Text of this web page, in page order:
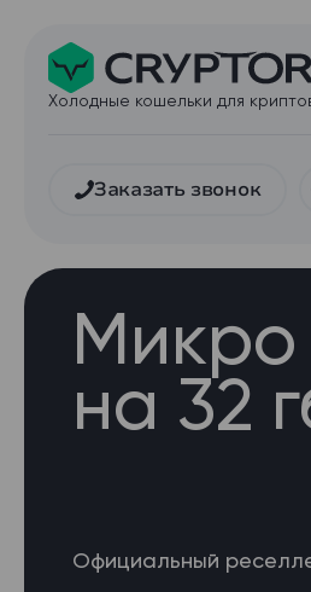
Холодные кошельки для
Заказать звонок
Микро
на 32
Официальный